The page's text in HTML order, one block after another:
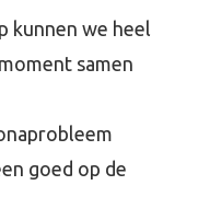
kunnen we heel
samen
goed op de